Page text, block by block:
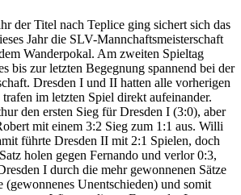
der Titel nach Teplice ging sichert sich das
Jahr die SLV-Mannchaftsmeisterschaft
Wanderpokal. Am zweiten Spieltag
bis zur letzten Begegnung spannend bei der
Dresden I und II hatten alle vorherigen
im letzten Spiel direkt aufeinander.
den ersten Sieg für Dresden I (3:0), aber
mit einem 3:2 Sieg zum 1:1 aus. Willi
führte Dresden II mit 2:1 Spielen, doch
holen gegen Fernando und verlor 0:3,
I durch die mehr gewonnenen Sätze
(gewonnenes Unentschieden) und somit